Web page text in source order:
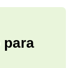
para